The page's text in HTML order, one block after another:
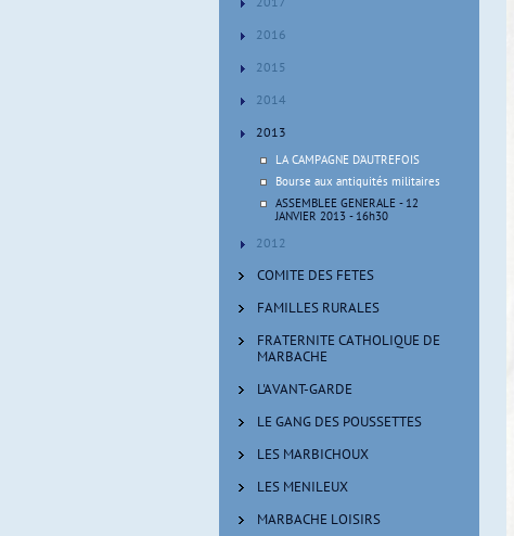
2016
2015
2014
2013
LA CAMPAGNE D'AUTREFOIS
Bourse aux antiquités militaires
ASSEMBLEE GENERALE - 12
JANVIER 2013 - 16h30
2012
COMITE DES FETES
FAMILLES RURALES
FRATERNITE CATHOLIQUE DE
MARBACHE
L'AVANT-GARDE
LE GANG DES POUSSETTES
LES MARBICHOUX
LES MENILEUX
MARBACHE LOISIRS